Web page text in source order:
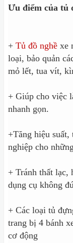
Ưu điểm của tủ
+ Tủ đồ nghề xe
loại, bảo quản
mỏ lết, tua vít,
+ Giúp cho việc
nhanh gọn.
+Tăng hiệu
nghiệp cho
+ Tránh thất lạc,
dụng cụ không
+ Các loại tủ
trang bị 4 bánh
cơ động